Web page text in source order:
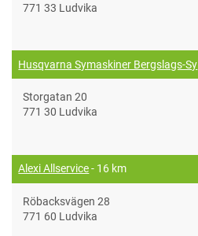
771 33 Ludvika
Husqvarna Symaskiner Bergslags-Sy
Storgatan 20
771 30 Ludvika
Alexi Allservice- 16 km
Röbacksvägen 28
771 60 Ludvika